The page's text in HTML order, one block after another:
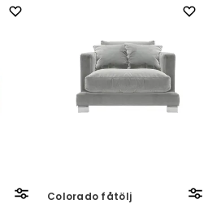
Colorado fåtölj